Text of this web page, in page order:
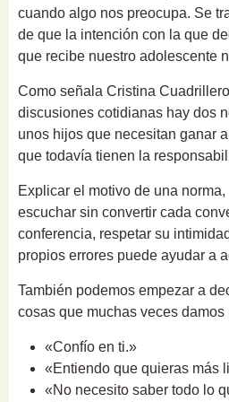
cuando algo nos preocupa. Se
de que la intención con la que
que recibe nuestro adolescente
Como señala Cristina
discusiones cotidianas hay dos
unos hijos que necesitan ganar
que todavía tienen la
Explicar el motivo de una
escuchar sin convertir cada
conferencia, respetar su
propios errores puede ayudar a
También podemos empezar a
cosas que muchas veces damos
«Confío en ti.»
«Entiendo que quieras más
«No necesito saber todo lo